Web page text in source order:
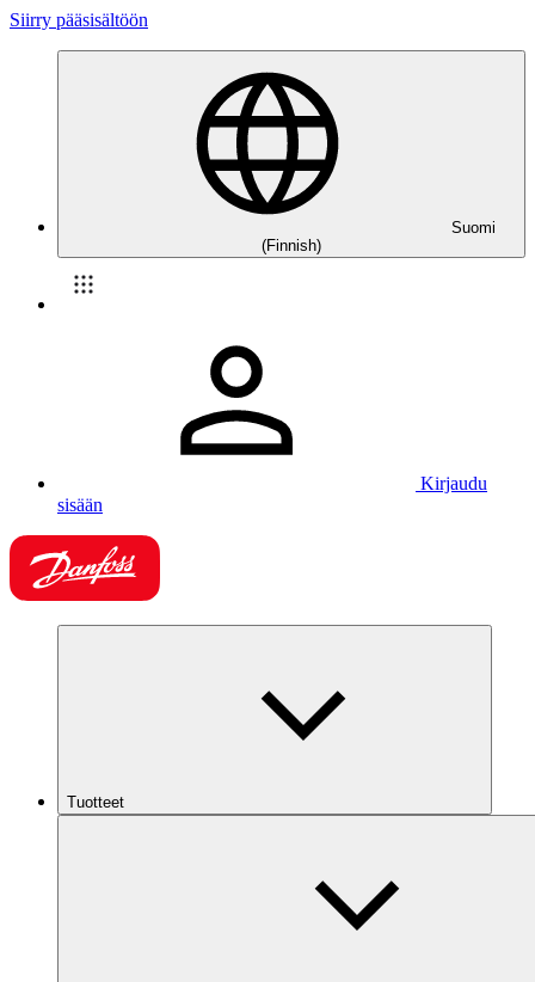
Siirry pääsisältöön
Suomi
(Finnish)
Kirjaudu
sisään
Tuotteet